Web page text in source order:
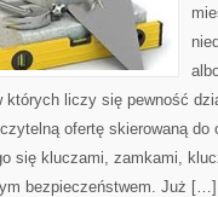
których liczy się pewność
ofertę skierowaną
się kluczami, zamkami,
bezpieczeństwem. Już […]